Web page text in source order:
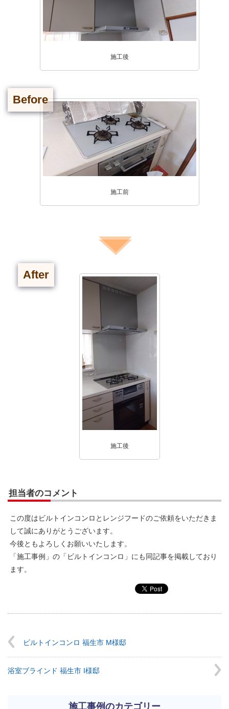
施工後
Before
施工前
After
施工後
担当者のコメント
この度はビルトインコンロとレンジフードのご依頼をいただきま
して誠にありがとうございます。
今後ともよろしくお願いいたします。
「施工事例」の「ビルトインコンロ」にも同記事を掲載しており
ます。
ビルトインコンロ 福生市 M様邸
浴室ブラインド 福生市 I様邸
施工事例のカテゴリー